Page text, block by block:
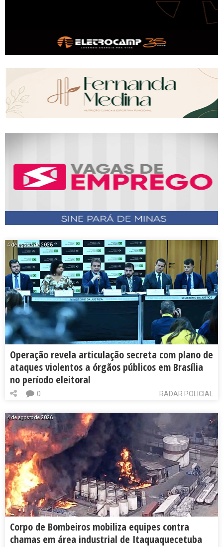
4 de agosto de 2026
Operação revela articulação secreta com plano de
ataques violentos a órgãos públicos em Brasília
no período eleitoral
RADAR POLICIAL
0
4 de agosto de 2026
Corpo de Bombeiros mobiliza equipes contra
chamas em área industrial de Itaquaquecetuba